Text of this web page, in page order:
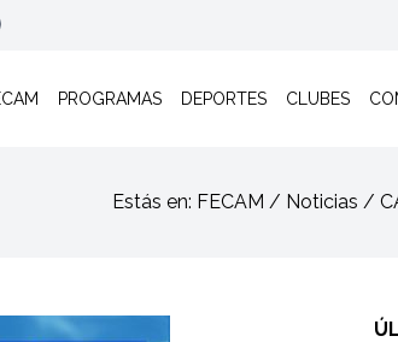
PROGRAMAS DEPORTES CLUBES
Estás en: FECAM / Noticias /